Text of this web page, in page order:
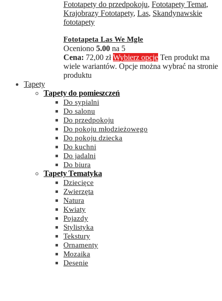
Fototapety do przedpokoju, Fototapety Temat,
Krajobrazy Fototapety, Las, Skandynawskie
fototapety
Fototapeta Las We Mgle
Oceniono 5.00 na 5
72,00 zł Wybierz opcje Ten produkt ma
wiele wariantów. Opcje można wybrać na stronie
produktu
Tapety
Tapety do pomieszczeń
Do sypialni
Do salonu
Do przedpokoju
Do pokoju młodzieżowego
Do pokoju dziecka
Do kuchni
Do jadalni
Do biura
Tapety Tematyka
Dziecięce
Zwierzęta
Natura
Kwiaty
Pojazdy
Stylistyka
Tekstury
Ornamenty
Mozaika
Desenie